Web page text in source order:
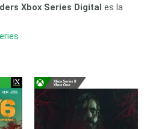
Xbox Series Digital es la